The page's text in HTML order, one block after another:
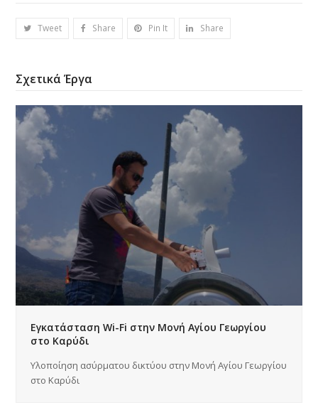
Tweet Share Pin It Share
Σχετικά Έργα
Εγκατάσταση Wi-Fi στην Μονή Αγίου Γεωργίου
στο Καρύδι
Υλοποίηση ασύρματου δικτύου στην Μονή Αγίου Γεωργίου
στο Καρύδι